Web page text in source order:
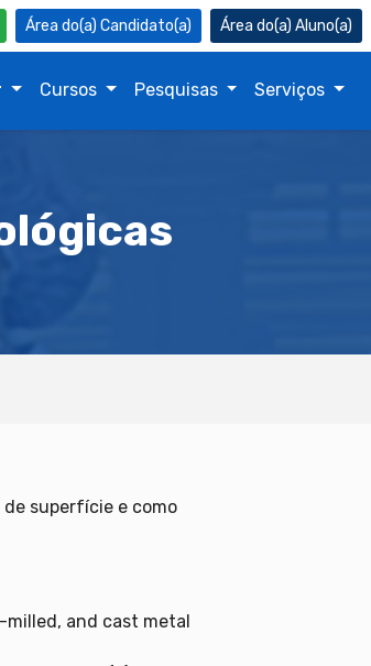
Candidato(a) Aluno(a)
Cursos Pesquisas Serviços
superfície e como
and cast metal